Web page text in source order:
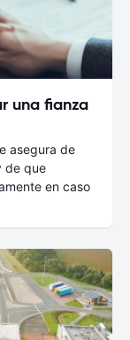
una fianza
asegura de
de que
en caso